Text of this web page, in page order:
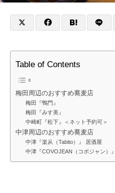
Table of Contents
梅田周辺のおすすめ蕎麦店
梅田『鴨門』
梅田『みす美』
中崎町『松下』＜ネット予約可＞
中津周辺のおすすめ蕎麦店
中津『楽从（Tabito）』 居酒屋
中津『COVOJEAN（コボジャン）』